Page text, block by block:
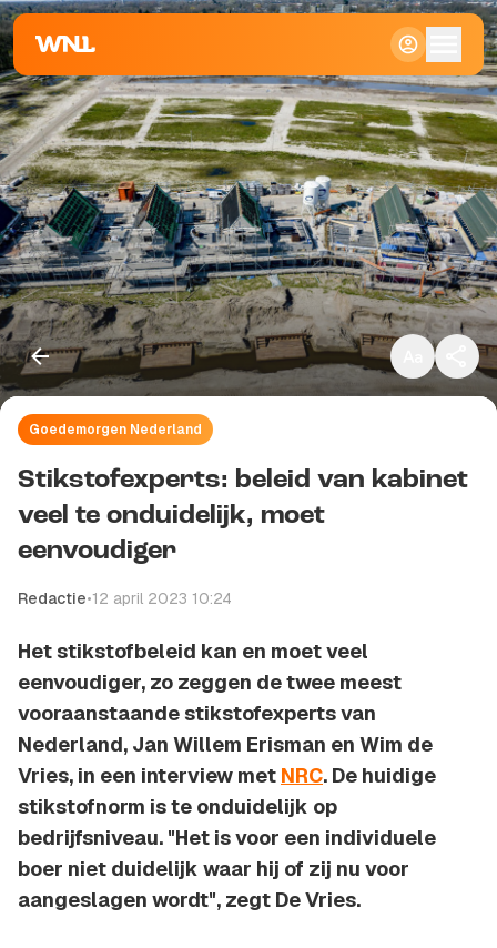
Klein
Standaard
Groot
Goedemorgen Nederland
Stikstofexperts: beleid van kabinet
veel te onduidelijk, moet
eenvoudiger
Redactie•12 april 2023 10:24
Het stikstofbeleid kan en moet veel
eenvoudiger, zo zeggen de twee meest
vooraanstaande stikstofexperts van
Nederland, Jan Willem Erisman en Wim de
Vries, in een interview met NRC. De huidige
stikstofnorm is te onduidelijk op
bedrijfsniveau. "Het is voor een individuele
boer niet duidelijk waar hij of zij nu voor
aangeslagen wordt", zegt De Vries.